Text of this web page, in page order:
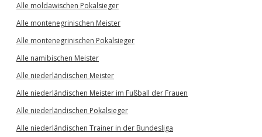
Alle moldawischen Pokalsieger
Alle montenegrinischen Meister
Alle montenegrinischen Pokalsieger
Alle namibischen Meister
Alle niederländischen Meister
Alle niederländischen Meister im Fußball der Frauen
Alle niederländischen Pokalsieger
Alle niederländischen Trainer in der Bundesliga